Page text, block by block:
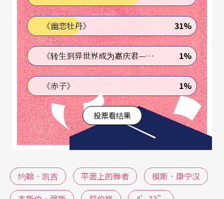
（Arnold Schoenberg）这么一位本身已充满争议
性的作曲家来说，凯吉「并不是一个作曲家而是发
明家」。凯吉自己在一次受访中被问及与系列作曲
家白彼特（Milton Babbitt）之间的差异时，毫不迟
疑地指出后者所关心的是完成品，而他自己则较钟
情于过程。很显然地，如此的取向往往引出特异的
过程，却也同时产生许多不具特色的成品。因此＜
4’33”＞在舞台上的演出过程虽然奇特不凡，其演
样地，〈第四号想像中的山水〉（Imaginary Lando
《幽恋牡丹》 31%
《转生到异世界成为嘉庆君—发现我的祖先是诈骗集团!?》 1%
《赤子》 1%
投票看结果
约翰．凯吉 平面上的舞者
模斯．康宁汉